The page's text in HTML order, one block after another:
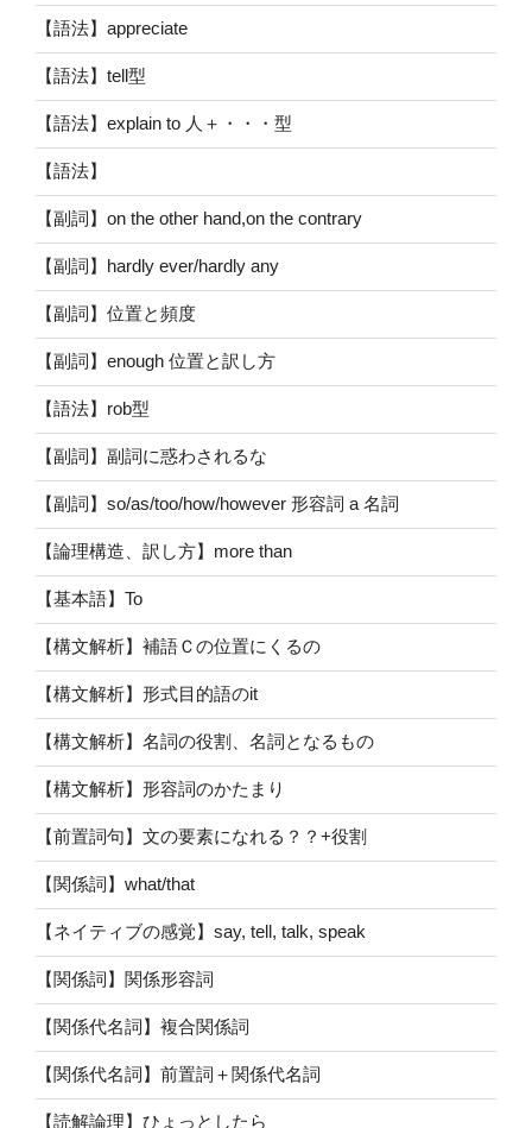
【語法】appreciate
【語法】tell型
【語法】explain to 人＋・・・型
【語法】
【副詞】on the other hand,on the contrary
【副詞】hardly ever/hardly any
【副詞】位置と頻度
【副詞】enough 位置と訳し方
【語法】rob型
【副詞】副詞に惑わされるな
【副詞】so/as/too/how/however 形容詞 a 名詞
【論理構造、訳し方】more than
【基本語】To
【構文解析】補語Ｃの位置にくるの
【構文解析】形式目的語のit
【構文解析】名詞の役割、名詞となるもの
【構文解析】形容詞のかたまり
【前置詞句】文の要素になれる？？+役割
【関係詞】what/that
【ネイティブの感覚】say, tell, talk, speak
【関係詞】関係形容詞
【関係代名詞】複合関係詞
【関係代名詞】前置詞＋関係代名詞
【読解論理】ひょっとしたら